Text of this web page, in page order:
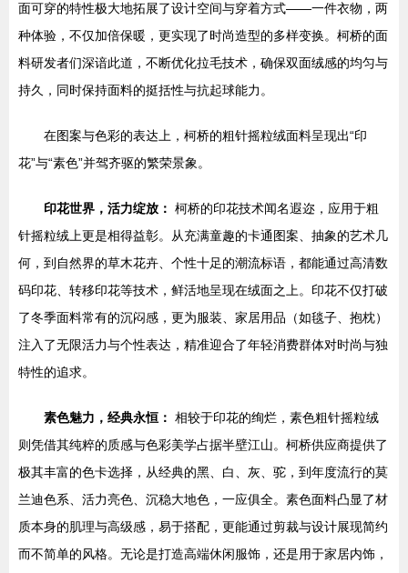
面可穿的特性极大地拓展了设计空间与穿着方式——一件衣物，两
种体验，不仅加倍保暖，更实现了时尚造型的多样变换。柯桥的面
料研发者们深谙此道，不断优化拉毛技术，确保双面绒感的均匀与
持久，同时保持面料的挺括性与抗起球能力。
在图案与色彩的表达上，柯桥的粗针摇粒绒面料呈现出“印
花”与“素色”并驾齐驱的繁荣景象。
印花世界，活力绽放： 柯桥的印花技术闻名遐迩，应用于粗
针摇粒绒上更是相得益彰。从充满童趣的卡通图案、抽象的艺术几
何，到自然界的草木花卉、个性十足的潮流标语，都能通过高清数
码印花、转移印花等技术，鲜活地呈现在绒面之上。印花不仅打破
了冬季面料常有的沉闷感，更为服装、家居用品（如毯子、抱枕）
注入了无限活力与个性表达，精准迎合了年轻消费群体对时尚与独
特性的追求。
素色魅力，经典永恒： 相较于印花的绚烂，素色粗针摇粒绒
则凭借其纯粹的质感与色彩美学占据半壁江山。柯桥供应商提供了
极其丰富的色卡选择，从经典的黑、白、灰、驼，到年度流行的莫
兰迪色系、活力亮色、沉稳大地色，一应俱全。素色面料凸显了材
质本身的肌理与高级感，易于搭配，更能通过剪裁与设计展现简约
而不简单的风格。无论是打造高端休闲服饰，还是用于家居内饰，